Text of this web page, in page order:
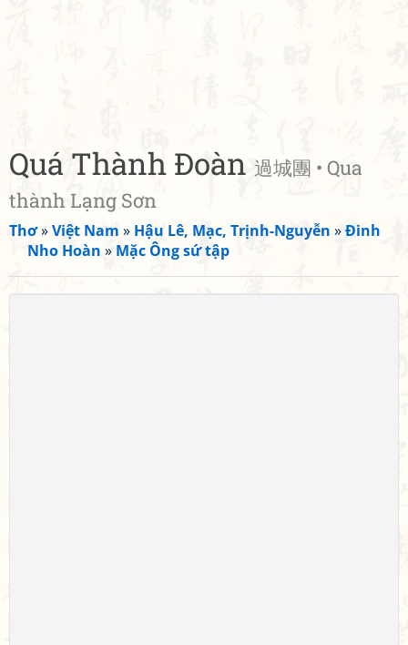
Quá Thành Đoàn 過城團 • Qua
thành Lạng Sơn
Thơ»Việt Nam » Hậu Lê, Mạc, Trịnh-Nguyễn »Đinh
Nho Hoàn » Mặc Ông sứ tập